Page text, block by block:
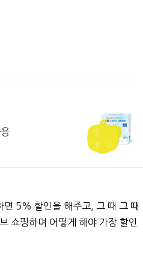
면 5% 할인을 해주고, 그 때 그 때
쇼핑하며 어떻게 해야 가장 할인